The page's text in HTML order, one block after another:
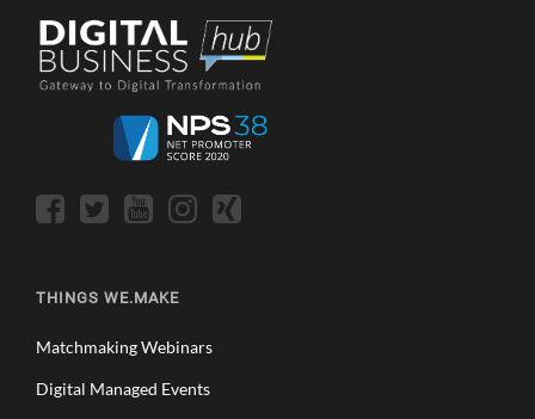
THINGS WE.MAKE
Matchmaking Webinars
Digital Managed Events